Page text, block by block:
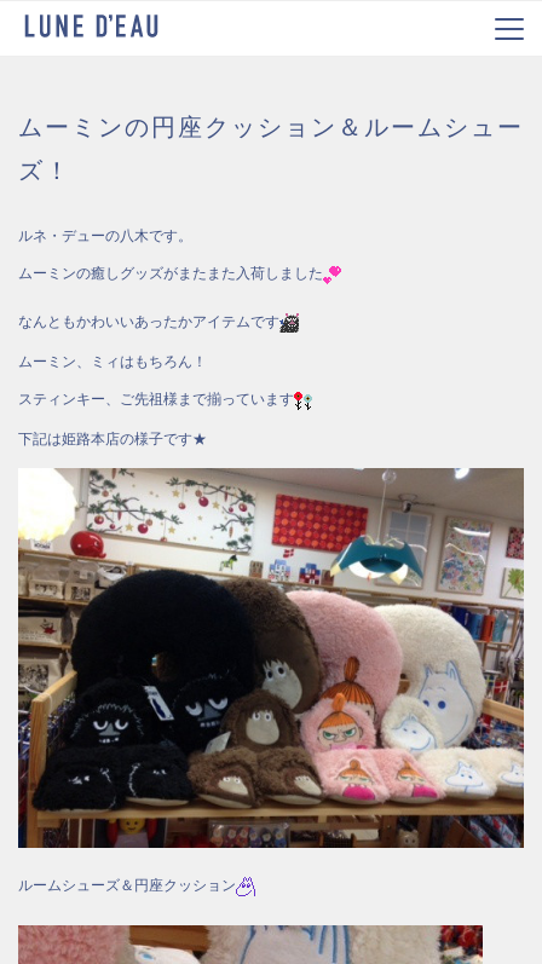
ムーミンの円座クッション＆ルームシュー
ズ！
ルネ・デューの八木です。
ムーミンの癒しグッズがまたまた入荷しました
なんともかわいいあったかアイテムです
ムーミン、ミィはもちろん！
スティンキー、ご先祖様まで揃っています
下記は姫路本店の様子です★
ルームシューズ＆円座クッション